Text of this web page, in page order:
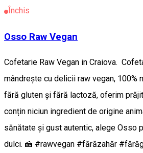
Închis
Osso Raw Vegan
Cofetarie Raw Vegan in Craiova.
mândrește cu delicii raw vegan, 100%
fără gluten și fără lactoză, oferim
conțin niciun ingredient de origine
sănătate și gust autentic, alege Osso
dulci. 🍰 #rawvegan #fărăzahăr